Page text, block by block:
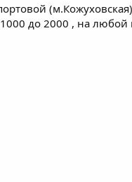
до 2000 , на любой